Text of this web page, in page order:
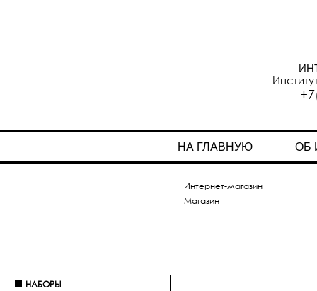
НА ГЛАВНУЮ ОБ
Интернет-магазин
Магазин
НАБОРЫ